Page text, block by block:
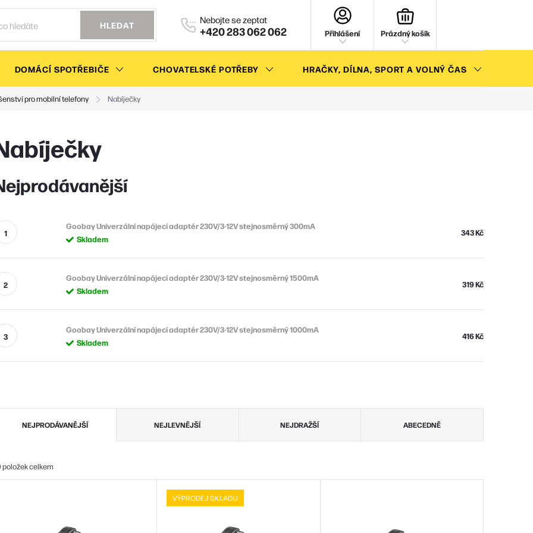
HLEDAT +420 283 062 062 Přihlášení Prázdný košík
DOMÁCÍ SPOTŘEBIČE CHOVATELSKÉ POTŘEBY HRAČKY, DÍLNA, SPORT A VOLNÝ ČAS
pro mobilní telefony Nabíječky
Goobay Univerzální napájecí adaptér 230V/3-12V stejnosměrný 300mA
Skladem
343 Kč
Goobay Univerzální napájecí adaptér 230V/3-12V stejnosměrný 1500mA
Skladem
319 Kč
Goobay Univerzální napájecí adaptér 230V/3-12V stejnosměrný 1000mA
Skladem
416 Kč
NEJPRODÁVANĚJŠÍ NEJLEVNĚJŠÍ NEJDRAŽŠÍ ABECEDNĚ
položek celkem
VÝPRODEJ SKLADU